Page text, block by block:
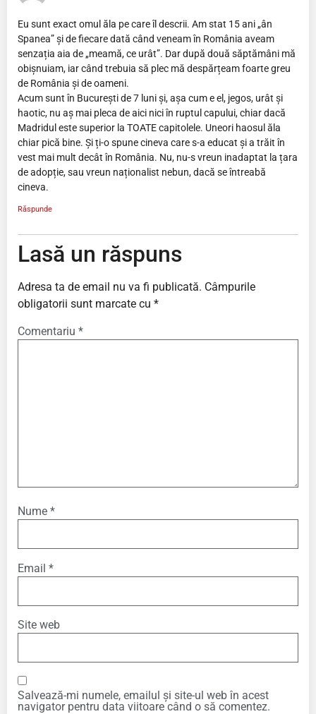
Eu sunt exact omul ăla pe care îl descrii. Am stat 15 ani „ân
Spanea” și de fiecare dată când veneam în România aveam
senzația aia de „meamă, ce urât”. Dar după două săptămâni mă
obișnuiam, iar când trebuia să plec mă despărțeam foarte greu
de România și de oameni.
Acum sunt în București de 7 luni și, așa cum e el, jegos, urât și
haotic, nu aș mai pleca de aici nici în ruptul capului, chiar dacă
Madridul este superior la TOATE capitolele. Uneori haosul ăla
chiar pică bine. Și ți-o spune cineva care s-a educat și a trăit în
vest mai mult decât în România. Nu, nu-s vreun inadaptat la țara
de adopție, sau vreun naționalist nebun, dacă se întreabă
cineva.
Răspunde
Lasă un răspuns
Adresa ta de email nu va fi publicată. Câmpurile
obligatorii sunt marcate cu *
Comentariu *
Nume *
Email *
Site web
Salvează-mi numele, emailul și site-ul web în acest
navigator pentru data viitoare când o să comentez.